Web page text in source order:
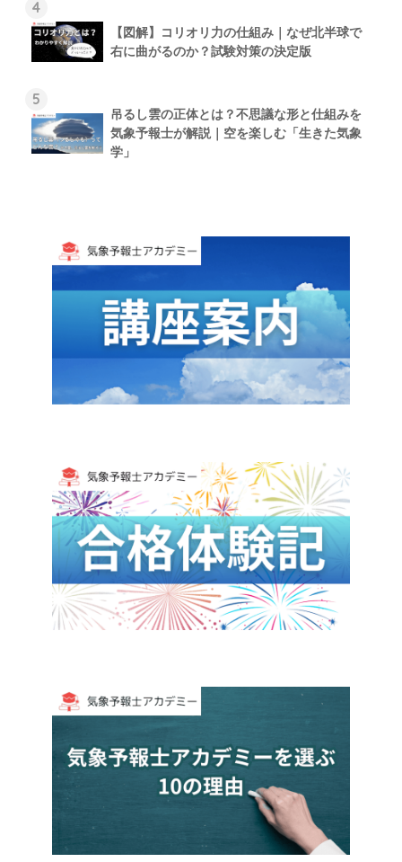
4
【図解】コリオリ力の仕組み｜なぜ北半球で
右に曲がるのか？試験対策の決定版
5
吊るし雲の正体とは？不思議な形と仕組みを
気象予報士が解説｜空を楽しむ「生きた気象
学」